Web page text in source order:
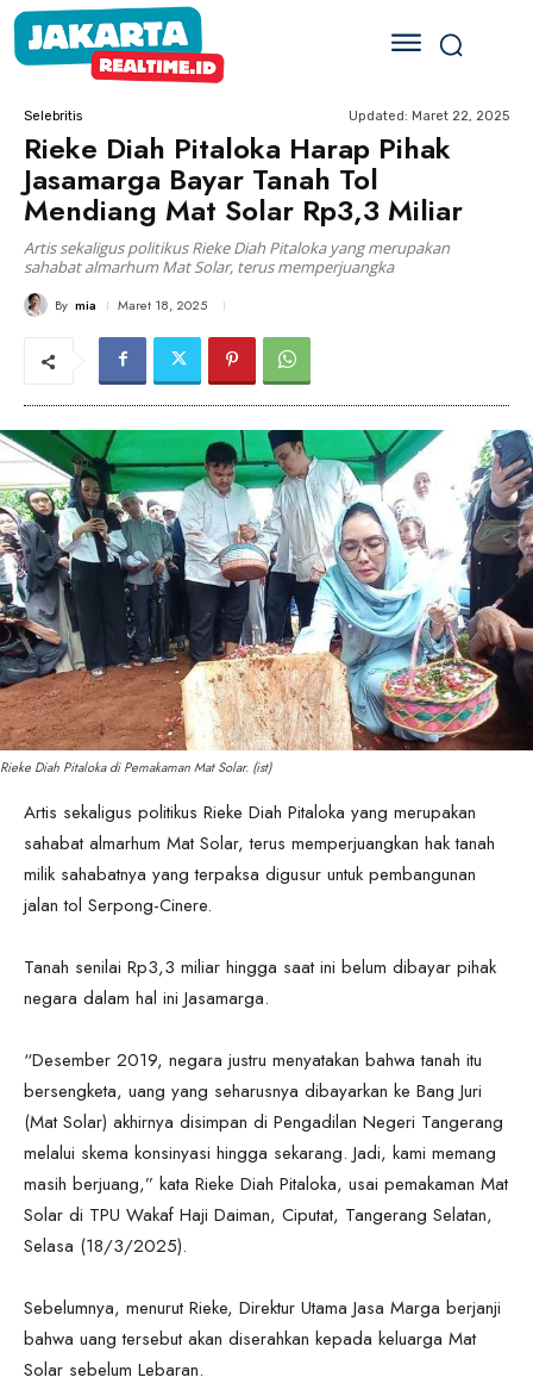
Selebritis Updated: Maret 22, 2025
Rieke Diah Pitaloka Harap Pihak
Jasamarga Bayar Tanah Tol
Mendiang Mat Solar Rp3,3 Miliar
Artis sekaligus politikus Rieke Diah Pitaloka yang merupakan
sahabat almarhum Mat Solar, terus memperjuangka
By mia Maret 18, 2025
Rieke Diah Pitaloka di Pemakaman Mat Solar. (ist)
Artis sekaligus politikus Rieke Diah Pitaloka yang merupakan
sahabat almarhum Mat Solar, terus memperjuangkan hak tanah
milik sahabatnya yang terpaksa digusur untuk pembangunan
jalan tol Serpong-Cinere.
Tanah senilai Rp3,3 miliar hingga saat ini belum dibayar pihak
negara dalam hal ini Jasamarga.
“Desember 2019, negara justru menyatakan bahwa tanah itu
bersengketa, uang yang seharusnya dibayarkan ke Bang Juri
(Mat Solar) akhirnya disimpan di Pengadilan Negeri Tangerang
melalui skema konsinyasi hingga sekarang. Jadi, kami memang
masih berjuang,” kata Rieke Diah Pitaloka, usai pemakaman Mat
Solar di TPU Wakaf Haji Daiman, Ciputat, Tangerang Selatan,
Selasa (18/3/2025).
Sebelumnya, menurut Rieke, Direktur Utama Jasa Marga berjanji
bahwa uang tersebut akan diserahkan kepada keluarga Mat
Solar sebelum Lebaran.